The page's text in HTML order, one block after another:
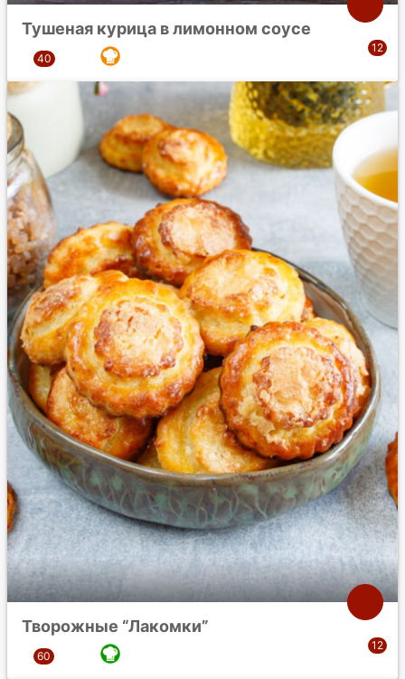
Тушеная курица в лимонном соусе
Творожные “Лакомки”